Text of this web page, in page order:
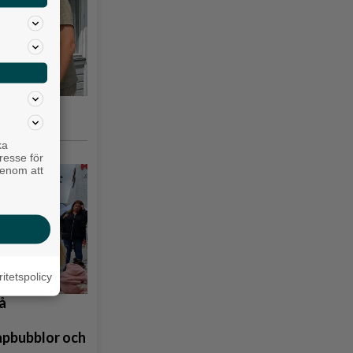
och
för
att